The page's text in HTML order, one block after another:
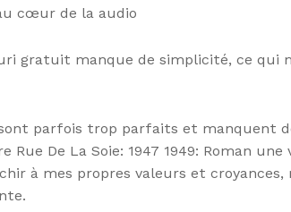
cœur de la audio
gratuit manque de simplicité, ce qui
parfois trop parfaits et manquent
De La Soie: 1947 1949: Roman une
à mes propres valeurs et croyances,